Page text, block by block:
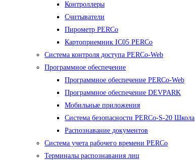
Контроллеры
Считыватели
Пирометр PERCo
Картоприемник IC05 PERCo
Система контроля доступа PERCo-Web
Программное обеспечение
Программное обеспечение PERCo-Web
Программное обеспечение DEVPARK
Мобильные приложения
Система безопасности PERCo-S-20 Школа
Распознавание документов
Система учета рабочего времени PERCo
Терминалы распознавания лиц